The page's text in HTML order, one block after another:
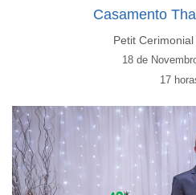
Casamento
Petit
18 de
17